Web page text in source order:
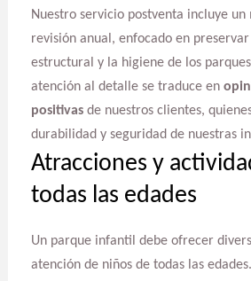
Nuestro servicio postventa incluye
revisión anual, enfocado en
estructural y la higiene de los
atención al detalle se traduce en
positivasde nuestros clientes,
durabilidad y seguridad de nuestras
Atracciones y
todas las edades
Un parque infantil debe ofrecer
atención de niños de todas las